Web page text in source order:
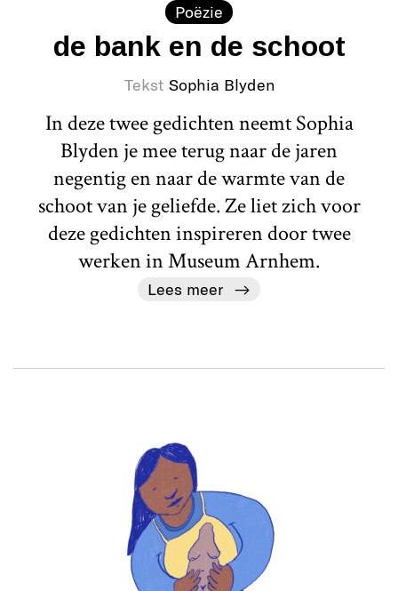
Poëzie
de bank en de schoot
Tekst Sophia Blyden
In deze twee gedichten neemt Sophia
Blyden je mee terug naar de jaren
negentig en naar de warmte van de
schoot van je geliefde. Ze liet zich voor
deze gedichten inspireren door twee
werken in Museum Arnhem.
Lees meer